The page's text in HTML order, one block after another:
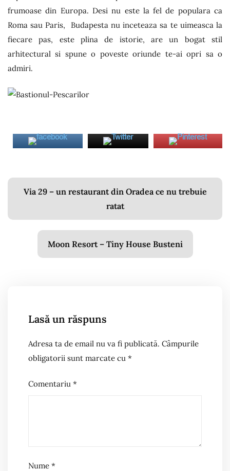
frumoase din Europa. Desi nu este la fel de populara ca
Roma sau Paris, Budapesta nu inceteaza sa te uimeasca la
fiecare pas, este plina de istorie, are un bogat stil
arhitectural si spune o poveste oriunde te-ai opri sa o
admiri.
Navigare
articole
Via 29 – un restaurant din Oradea ce nu trebuie
ratat
Moon Resort – Tiny House Busteni
Lasă un răspuns
Adresa ta de email nu va fi publicată. Câmpurile
obligatorii sunt marcate cu *
Comentariu *
Nume *